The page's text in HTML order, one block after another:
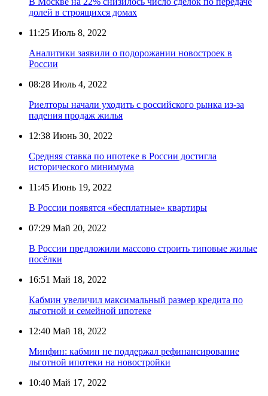
долей в строящихся домах
11:25 Июль 8, 2022
Аналитики заявили о подорожании новостроек в
России
08:28 Июль 4, 2022
Риелторы начали уходить с российского рынка из-за
падения продаж жилья
12:38 Июнь 30, 2022
Средняя ставка по ипотеке в России достигла
исторического минимума
11:45 Июнь 19, 2022
В России появятся «бесплатные» квартиры
07:29 Май 20, 2022
В России предложили массово строить типовые жилые
посёлки
16:51 Май 18, 2022
Кабмин увеличил максимальный размер кредита по
льготной и семейной ипотеке
12:40 Май 18, 2022
Минфин: кабмин не поддержал рефинансирование
льготной ипотеки на новостройки
10:40 Май 17, 2022